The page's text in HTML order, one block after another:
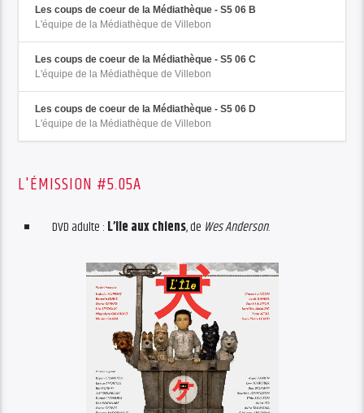
Les coups de coeur de la Médiathèque - S5 06 B
L'équipe de la Médiathèque de Villebon
Les coups de coeur de la Médiathèque - S5 06 C
L'équipe de la Médiathèque de Villebon
Les coups de coeur de la Médiathèque - S5 06 D
L'équipe de la Médiathèque de Villebon
L'ÉMISSION #5.05A
DVD adulte : L’île aux chiens, de Wes Anderson.